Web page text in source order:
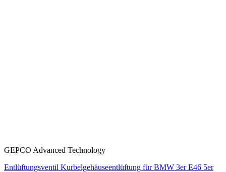
GEPCO Advanced Technology
Entlüftungsventil Kurbelgehäuseentlüftung für BMW 3er E46 5er